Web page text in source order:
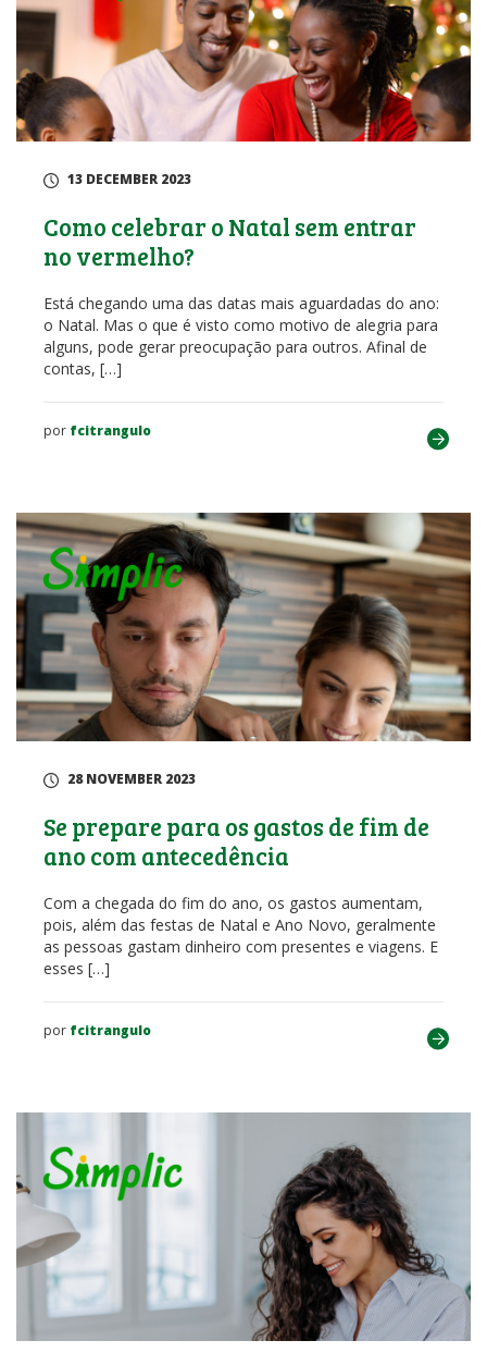
13 DECEMBER 2023
Como celebrar o Natal sem entrar
no vermelho?
Está chegando uma das datas mais aguardadas do ano:
o Natal. Mas o que é visto como motivo de alegria para
alguns, pode gerar preocupação para outros. Afinal de
contas, […]
por fcitrangulo
28 NOVEMBER 2023
Se prepare para os gastos de fim de
ano com antecedência
Com a chegada do fim do ano, os gastos aumentam,
pois, além das festas de Natal e Ano Novo, geralmente
as pessoas gastam dinheiro com presentes e viagens. E
esses […]
por fcitrangulo